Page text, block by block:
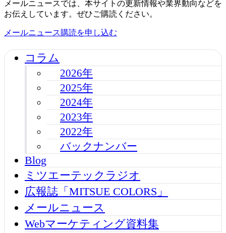
メールニュースでは、本サイトの更新情報や業界動向などを
お伝えしています。ぜひご購読ください。
メールニュース購読を申し込む
コラム
2026年
2025年
2024年
2023年
2022年
バックナンバー
Blog
ミツエーテックラジオ
広報誌「MITSUE COLORS」
メールニュース
Webマーケティング資料集